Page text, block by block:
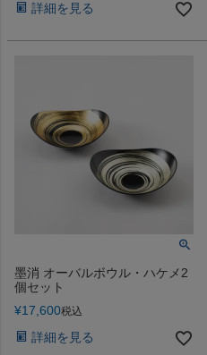
詳細を見る
墨消 オーバルボウル・ハケメ2
個セット
¥17,600税込
詳細を見る